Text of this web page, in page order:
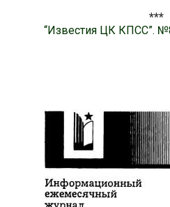
***
“Известия ЦК КПСС”.